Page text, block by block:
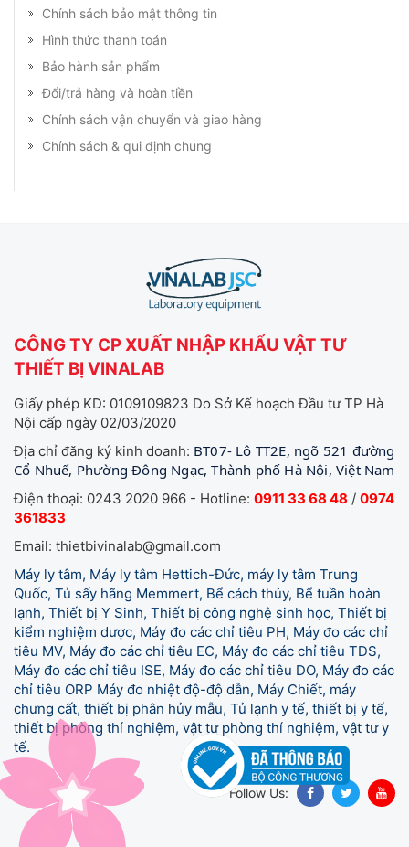
Chính sách bảo mật thông tin
Hình thức thanh toán
Bảo hành sản phẩm
Đổi/trả hàng và hoàn tiền
Chính sách vận chuyển và giao hàng
Chính sách & qui định chung
CÔNG TY CP XUẤT NHẬP KHẨU VẬT TƯ
THIẾT BỊ VINALAB
Giấy phép KD: 0109109823 Do Sở Kế hoạch Đầu tư TP Hà
Nội cấp ngày 02/03/2020
Địa chỉ đăng ký kinh doanh: BT07- Lô TT2E, ngõ 521 đường
Cổ Nhuế, Phường Đông Ngạc, Thành phố Hà Nội, Việt Nam
Điện thoại: 0243 2020 966 - Hotline: 0911 33 68 48 / 0974
361833
Email: thietbivinalab@gmail.com
Máy ly tâm, Máy ly tâm Hettich-Đức, máy ly tâm Trung
Quốc, Tủ sấy hãng Memmert, Bể cách thủy, Bể tuần hoàn
lạnh, Thiết bị Y Sinh, Thiết bị công nghệ sinh học, Thiết bị
kiểm nghiệm dược, Máy đo các chỉ tiêu PH, Máy đo các chỉ
tiêu MV, Máy đo các chỉ tiêu EC, Máy đo các chỉ tiêu TDS,
Máy đo các chỉ tiêu ISE, Máy đo các chỉ tiêu DO, Máy đo các
chỉ tiêu ORP Máy đo nhiệt độ-độ dẫn, Máy Chiết, máy
chưng cất, thiết bị phân hủy mẫu, Tủ lạnh y tế, thiết bị y tế,
thiết bị phòng thí nghiệm, vật tư phòng thí nghiệm, vật tư y
tế.
Follow Us: